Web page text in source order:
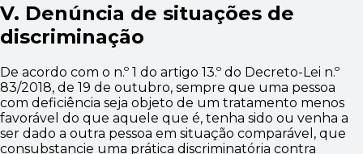
V. Denúncia de situações de
discriminação
De acordo com o n.º 1 do artigo 13.º do Decreto-Lei n.º
83/2018, de 19 de outubro, sempre que uma pessoa
com deficiência seja objeto de um tratamento menos
favorável do que aquele que é, tenha sido ou venha a
ser dado a outra pessoa em situação comparável, que
consubstancie uma prática discriminatória contra